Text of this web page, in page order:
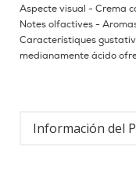
Aspecte visual - Crema
Notes olfactives -
Característiques
medianamente ácido
Información del